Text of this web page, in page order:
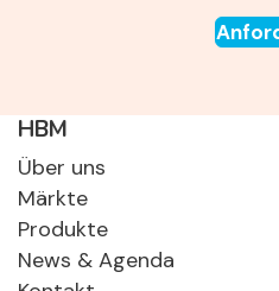
HBM
Über uns
Märkte
Produkte
News & Agenda